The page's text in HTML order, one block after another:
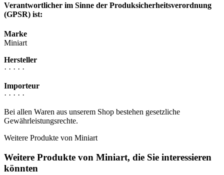
Verantwortlicher im Sinne der Produksicherheitsverordnung
(GPSR) ist:
Marke
Miniart
Hersteller
· · · · ·
Importeur
· · · · ·
Bei allen Waren aus unserem Shop bestehen gesetzliche
Gewährleistungsrechte.
Weitere Produkte von Miniart
Weitere Produkte von Miniart, die Sie interessieren
könnten